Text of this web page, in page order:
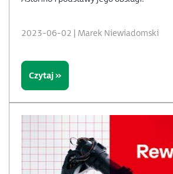
2023-06-02 | Marek Niewiadomski
Czytaj »